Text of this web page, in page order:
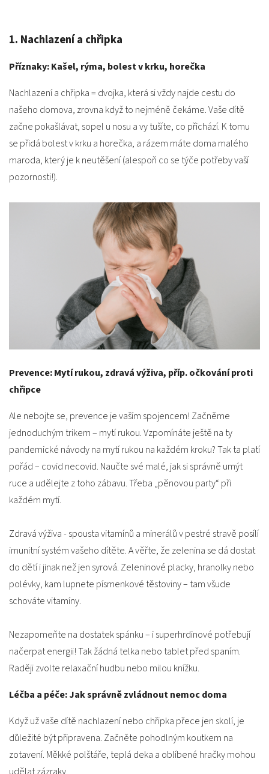
1. Nachlazení a chřipka
Příznaky: Kašel, rýma, bolest v krku, horečka
Nachlazení a chřipka = dvojka, která si vždy najde cestu do
našeho domova, zrovna když to nejméně čekáme. Vaše dítě
začne pokašlávat, sopel u nosu a vy tušíte, co přichází. K tomu
se přidá bolest v krku a horečka, a rázem máte doma malého
maroda, který je k neutěšení (alespoň co se týče potřeby vaší
pozornosti!).
Prevence: Mytí rukou, zdravá výživa, příp. očkování proti
chřipce
Ale nebojte se, prevence je vaším spojencem! Začněme
jednoduchým trikem – mytí rukou. Vzpomínáte ještě na ty
pandemické návody na mytí rukou na každém kroku? Tak ta platí
pořád – covid necovid. Naučte své malé, jak si správně umýt
ruce a udělejte z toho zábavu. Třeba „pěnovou party“ při
každém mytí.
Zdravá výživa - spousta vitamínů a minerálů v pestré stravě posílí
imunitní systém vašeho dítěte. A věřte, že zelenina se dá dostat
do dětí i jinak než jen syrová. Zeleninové placky, hranolky nebo
polévky, kam lupnete písmenkové těstoviny – tam všude
schováte vitamíny.
Nezapomeňte na dostatek spánku – i superhrdinové potřebují
načerpat energii! Tak žádná telka nebo tablet před spaním.
Raději zvolte relaxační hudbu nebo milou knížku.
Léčba a péče: Jak správně zvládnout nemoc doma
Když už vaše dítě nachlazení nebo chřipka přece jen skolí, je
důležité být připravena. Začněte pohodlným koutkem na
zotavení. Měkké polštáře, teplá deka a oblíbené hračky mohou